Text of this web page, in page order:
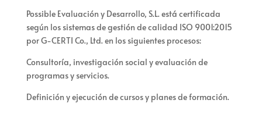
Possible Evaluación y Desarrollo, S.L. está certificada
según los sistemas de gestión de calidad ISO 9001:2015
por G-CERTI Co., Ltd. en los siguientes procesos:
Consultoría, investigación social y evaluación de
programas y servicios.
Definición y ejecución de cursos y planes de formación.